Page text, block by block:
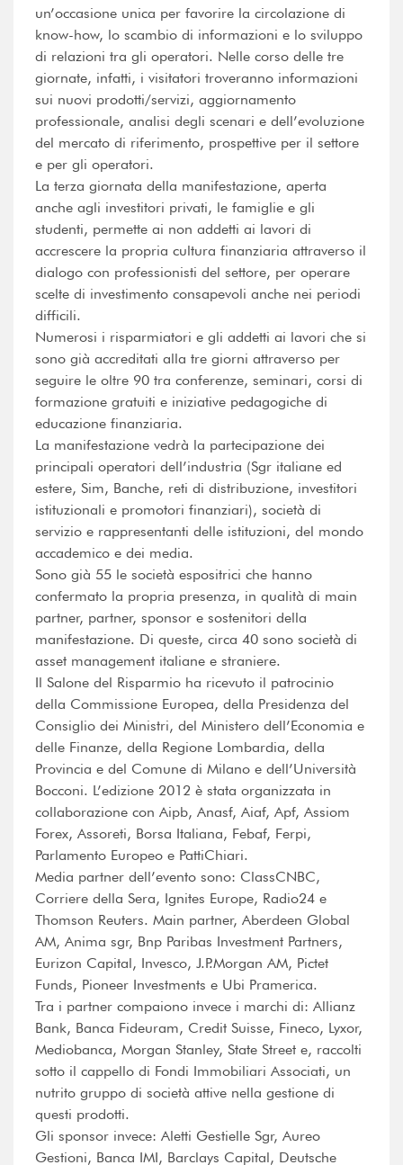
un’occasione unica per favorire la circolazione di
know-how, lo scambio di informazioni e lo sviluppo
di relazioni tra gli operatori. Nelle corso delle tre
giornate, infatti, i visitatori troveranno informazioni
sui nuovi prodotti/servizi, aggiornamento
professionale, analisi degli scenari e dell’evoluzione
del mercato di riferimento, prospettive per il settore
e per gli operatori.
La terza giornata della manifestazione, aperta
anche agli investitori privati, le famiglie e gli
studenti, permette ai non addetti ai lavori di
accrescere la propria cultura finanziaria attraverso il
dialogo con professionisti del settore, per operare
scelte di investimento consapevoli anche nei periodi
difficili.
Numerosi i risparmiatori e gli addetti ai lavori che si
sono già accreditati alla tre giorni attraverso per
seguire le oltre 90 tra conferenze, seminari, corsi di
formazione gratuiti e iniziative pedagogiche di
educazione finanziaria.
La manifestazione vedrà la partecipazione dei
principali operatori dell’industria (Sgr italiane ed
estere, Sim, Banche, reti di distribuzione, investitori
istituzionali e promotori finanziari), società di
servizio e rappresentanti delle istituzioni, del mondo
accademico e dei media.
Sono già 55 le società espositrici che hanno
confermato la propria presenza, in qualità di main
partner, partner, sponsor e sostenitori della
manifestazione. Di queste, circa 40 sono società di
asset management italiane e straniere.
Il Salone del Risparmio ha ricevuto il patrocinio
della Commissione Europea, della Presidenza del
Consiglio dei Ministri, del Ministero dell’Economia e
delle Finanze, della Regione Lombardia, della
Provincia e del Comune di Milano e dell’Università
Bocconi. L’edizione 2012 è stata organizzata in
collaborazione con Aipb, Anasf, Aiaf, Apf, Assiom
Forex, Assoreti, Borsa Italiana, Febaf, Ferpi,
Parlamento Europeo e PattiChiari.
Media partner dell’evento sono: ClassCNBC,
Corriere della Sera, Ignites Europe, Radio24 e
Thomson Reuters. Main partner, Aberdeen Global
AM, Anima sgr, Bnp Paribas Investment Partners,
Eurizon Capital, Invesco, J.P.Morgan AM, Pictet
Funds, Pioneer Investments e Ubi Pramerica.
Tra i partner compaiono invece i marchi di: Allianz
Bank, Banca Fideuram, Credit Suisse, Fineco, Lyxor,
Mediobanca, Morgan Stanley, State Street e, raccolti
sotto il cappello di Fondi Immobiliari Associati, un
nutrito gruppo di società attive nella gestione di
questi prodotti.
Gli sponsor invece: Aletti Gestielle Sgr, Aureo
Gestioni, Banca IMI, Barclays Capital, Deutsche